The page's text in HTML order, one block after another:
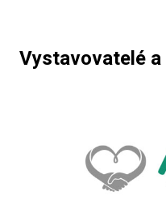
Vystavovatelé